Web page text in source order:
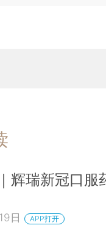
辉瑞新冠口服
日 APP打开